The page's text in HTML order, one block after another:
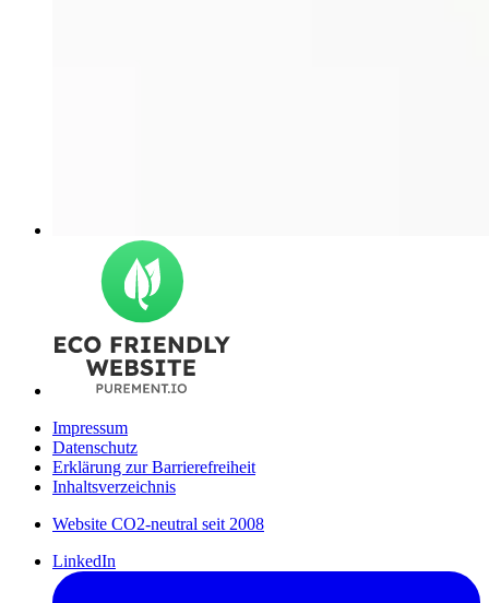
Impressum
Datenschutz
Erklärung zur Barrierefreiheit
Inhaltsverzeichnis
Website CO2-neutral seit 2008
LinkedIn